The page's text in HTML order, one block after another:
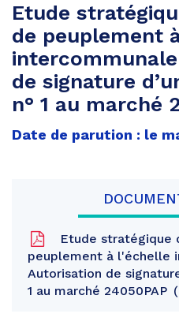
Etude
de peuplement
de signature
n° 1 au marché
Date de parution : le
Etude stratégique
peuplement à l'échelle
Autorisation de
1 au marché 24050PAP